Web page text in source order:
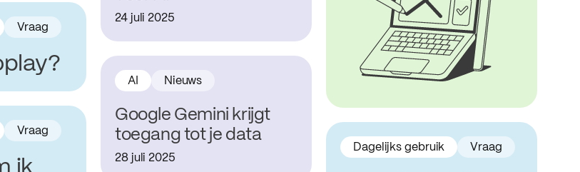
24 juli 2025
Vraag
Google Gemini krijgt
toegang tot je data
AI Nieuws
28 juli 2025
ik
Vraag
Dagelijks gebruik Vraag